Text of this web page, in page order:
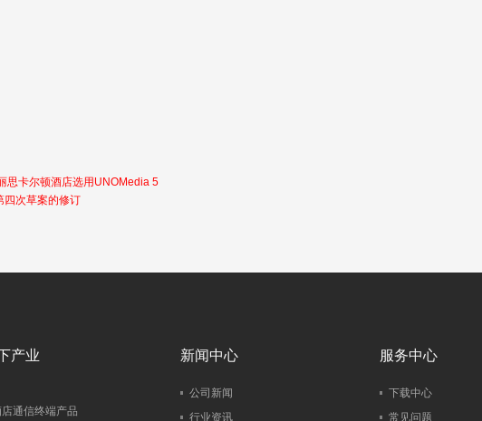
思卡尔顿酒店选用UNOMedia 5
四次草案的修订
产业
通信终端产品
新闻中心
公司新闻
行业资讯
服务中心
下载中心
常见问题